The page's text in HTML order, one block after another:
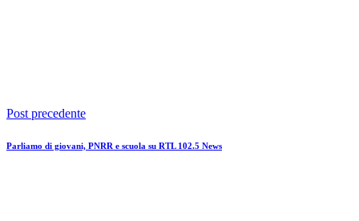
Post precedente
Parliamo di giovani, PNRR e scuola su RTL 102.5 News